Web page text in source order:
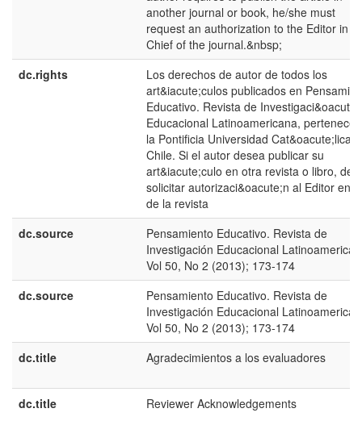
another journal or book, he/she must
request an authorization to the Editor in
Chief of the journal.&nbsp;
dc.rights
Los derechos de autor de todos los
art&iacute;culos publicados en
Educativo. Revista de
Educacional Latinoamericana,
la Pontificia Universidad Cat&oacute;lica
Chile. Si el autor desea publicar su
art&iacute;culo en otra revista o libro,
solicitar autorizaci&oacute;n al Editor en
de la revista
dc.source
Pensamiento Educativo. Revista de
Investigación Educacional
Vol 50, No 2 (2013); 173-174
dc.source
Pensamiento Educativo. Revista de
Investigación Educacional
Vol 50, No 2 (2013); 173-174
dc.title
Agradecimientos a los evaluadores
dc.title Reviewer Acknowledgements